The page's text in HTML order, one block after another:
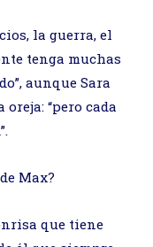
la guerra, el
tenga muchas
aunque Sara
“pero cada
Max?
que tiene